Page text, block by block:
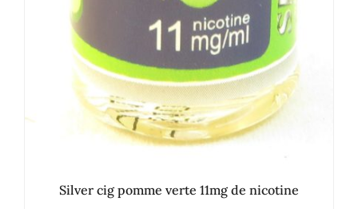
Silver cig pomme verte 11mg de nicotine